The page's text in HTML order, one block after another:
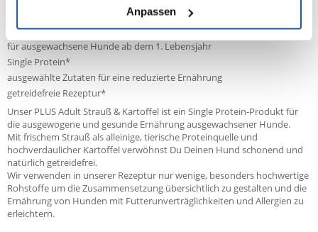
Anpassen
BOSCH PLUS Adult Strauß & Kartoffel
Auf einen Blick:
für ausgewachsene Hunde ab dem 1. Lebensjahr
Single Protein*
ausgewählte Zutaten für eine reduzierte Ernährung
getreidefreie Rezeptur*
Unser PLUS Adult Strauß & Kartoffel ist ein Single Protein-Produkt für
die ausgewogene und gesunde Ernährung ausgewachsener Hunde.
Mit frischem Strauß als alleinige, tierische Proteinquelle und
hochverdaulicher Kartoffel verwöhnst Du Deinen Hund schonend und
natürlich getreidefrei.
Wir verwenden in unserer Rezeptur nur wenige, besonders hochwertige
Rohstoffe um die Zusammensetzung übersichtlich zu gestalten und die
Ernährung von Hunden mit Futterunverträglichkeiten und Allergien zu
erleichtern.